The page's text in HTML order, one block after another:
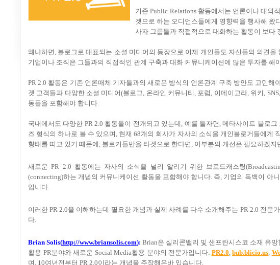
기존 Public Relations 활동에서는 언론이나 대외
겟으로 하는 오디언스들에게 영향력을 행사해 왔
사자 그룹들과 직접적으로 대화하는 활동이 보다
왜냐하면, 블로그로 대표되는 소셜 미디어의 등장으로 이제 개인들도 자신들의 의견
기업이나 조직은 그들과의 직접적인 관계 구축과 대화 커뮤니케이션에 많은 투자를 해
PR 2.0 활동은 기존 언론매체 기자들과의 새로운 방식의 언론관계 구축 방안도 고민
겟 고객들과 다양한 소셜 미디어(블로그, 온라인 커뮤니티, 포럼, 이데이고라, 위키,
동들을 포함해야 합니다.
국내에서도 다양한 PR 2.0 활동들이 전개되고 있는데, 예를 들자면, 메타사이트 블로그
즈 형식의 하나로 볼 수 있으며, 현재 68개의 회사가 자사의 소식을 개인블로거들에게
형태를 띠고 있기 때문에, 블로거들만을 타겟으로 한다면, 이부분의 개선은 필요하겠
새로운 PR 2.0 활동에는 자사의 소식을 널리 알리기 위한 브로드캐스팅
(connecting)하는 개념의 커뮤니케이션 활동을 포함해야 합니다. 즉, 기업의 독백이 아
입니다.
이러한 PR 2.0을 이해하는데 필요한 개념과 실제 사례를 다수 소개해주는 PR 2.0 전문
다.
Brian Solis(http://www.briansolis.com): Brian은 실리콘밸리 및 샌프란시스코 소재 유망
활용 PR분야와 새로운 Social Media활용 분야의 전문가입니다. PR2.0,bub.blicio.us,
며, 10여년전부터 PR 2.0이라는 개념을 주장해온바 있습니다.